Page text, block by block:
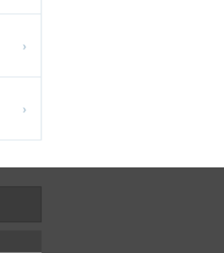
›
›